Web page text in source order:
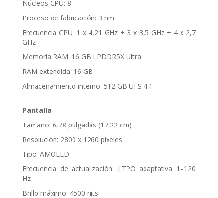
Núcleos CPU: 8
Proceso de fabricación: 3 nm
Frecuencia CPU: 1 x 4,21 GHz + 3 x 3,5 GHz + 4 x 2,7
GHz
Memoria RAM: 16 GB LPDDR5X Ultra
RAM extendida: 16 GB
Almacenamiento interno: 512 GB UFS 4.1
Pantalla
Tamaño: 6,78 pulgadas (17,22 cm)
Resolución: 2800 x 1260 píxeles
Tipo: AMOLED
Frecuencia de actualización: LTPO adaptativa 1–120
Hz
Brillo máximo: 4500 nits